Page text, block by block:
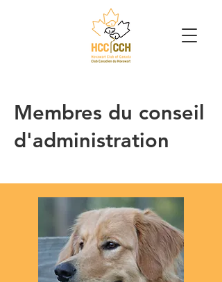
Membres du conseil
d'administration